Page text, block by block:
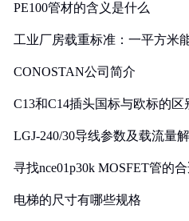
PE100管材的含义是什么
工业厂房载重标准：一平方米
CONOSTAN公司简介
C13和C14插头国标与欧标的
LGJ-240/30导线参数及载流量
寻找nce01p30k MOSFET管的
电梯的尺寸有哪些规格